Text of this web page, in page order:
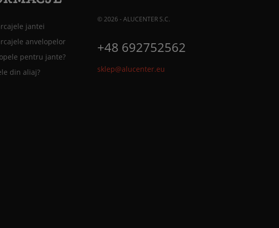
jantei
anvelopelor
pentru jante?
din aliaj?
© 2026 - ALUCENTER S.C.
+48 692752562
sklep@alucenter.eu